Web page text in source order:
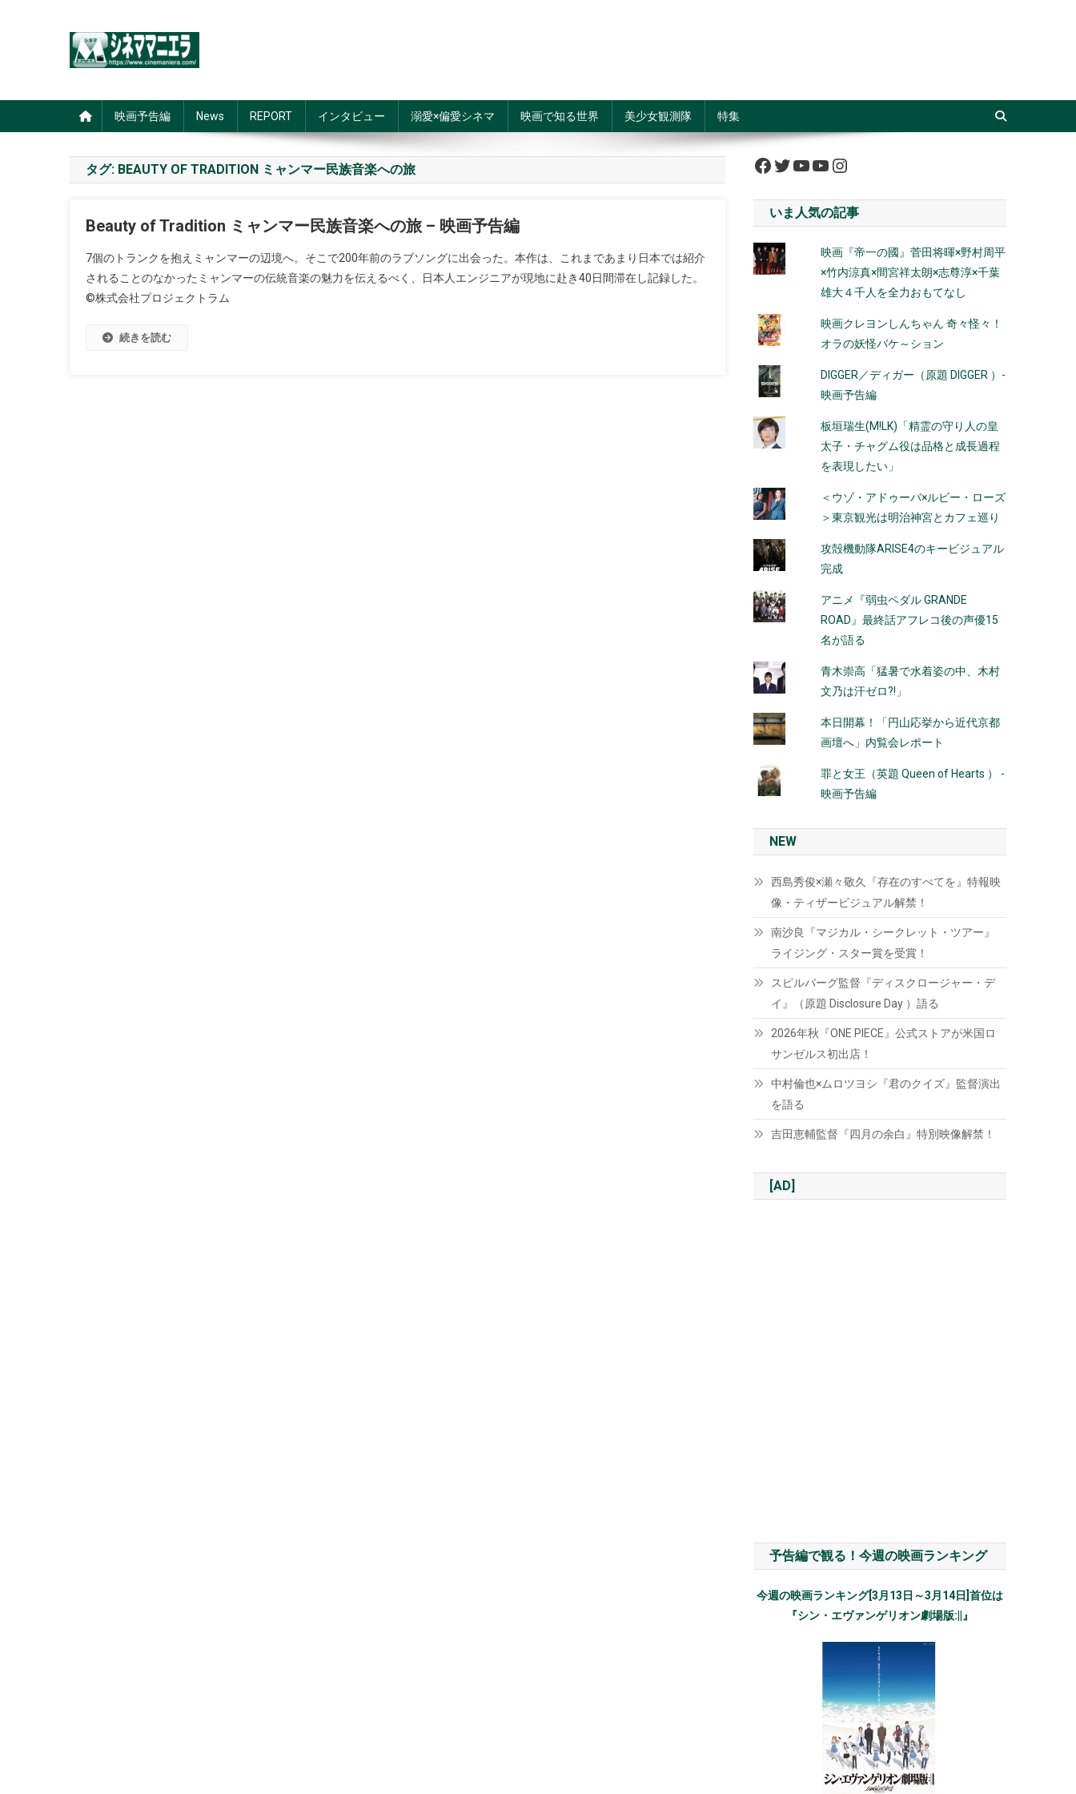
映画予告編 News REPORT インタビュー 溺愛×偏愛シネマ 映画で知る世界 美少女観測隊 特集
タグ: BEAUTY OF TRADITION ミャンマー民族音楽への旅
Beauty of Tradition ミャンマー民族音楽への旅 – 映画予告編
7個のトランクを抱えミャンマーの辺境へ。そこで200年前のラブソングに出会った。本作は、これまであまり日本では紹介
されることのなかったミャンマーの伝統音楽の魅力を伝えるべく、日本人エンジニアが現地に赴き40日間滞在し記録した。
©株式会社プロジェクトラム
続きを読む
Facebook
Twitter
YouTube
YouTube
Instagram
いま人気の記事
映画『帝一の國』菅田将暉×野村周平
×竹内涼真×間宮祥太朗×志尊淳×千葉
雄大４千人を全力おもてなし
映画クレヨンしんちゃん 奇々怪々！
オラの妖怪バケ～ション
DIGGER／ディガー（原題 DIGGER ）-
映画予告編
板垣瑞生(M!LK)「精霊の守り人の皇
太子・チャグム役は品格と成長過程
を表現したい」
＜ウゾ・アドゥーバ×ルビー・ローズ
＞東京観光は明治神宮とカフェ巡り
攻殻機動隊ARISE4のキービジュアル
完成
アニメ『弱虫ペダル GRANDE
ROAD』最終話アフレコ後の声優15
名が語る
青木崇高「猛暑で水着姿の中、木村
文乃は汗ゼロ?!」
本日開幕！「円山応挙から近代京都
画壇へ」内覧会レポート
罪と女王（英題 Queen of Hearts ） -
映画予告編
NEW
西島秀俊×瀬々敬久『存在のすべてを』特報映
像・ティザービジュアル解禁！
南沙良『マジカル・シークレット・ツアー』
ライジング・スター賞を受賞！
スピルバーグ監督『ディスクロージャー・デ
イ』（原題 Disclosure Day ）語る
2026年秋『ONE PIECE』公式ストアが米国ロ
サンゼルス初出店！
中村倫也×ムロツヨシ『君のクイズ』監督演出
を語る
吉田恵輔監督『四月の余白』特別映像解禁！
[AD]
予告編で観る！今週の映画ランキング
今週の映画ランキング[3月13日～3月14日]首位は
『シン・エヴァンゲリオン劇場版:||』